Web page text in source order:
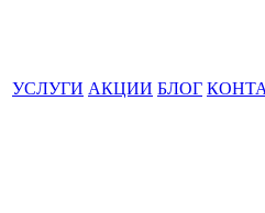
УСЛУГИ АКЦИИ БЛОГ